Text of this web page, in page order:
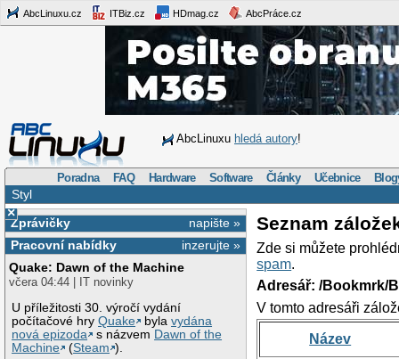
AbcLinuxu.cz ITBiz.cz HDmag.cz AbcPráce.cz
AbcLinuxu hledá autory!
Poradna FAQ Hardware Software Články Učebnice
Styl
×
napište »
Zprávičky
inzerujte »
Pracovní nabídky
Quake: Dawn of the Machine
včera 04:44 | IT novinky
U příležitosti 30. výročí vydání
počítačové hryQuake bylavydána
nová epizoda
s názvem Dawn of the
Machine
(Steam ).
Seznam
Zde si můžete
spam.
Adresář: /Bookmrk/
V tomto adresáři
Název